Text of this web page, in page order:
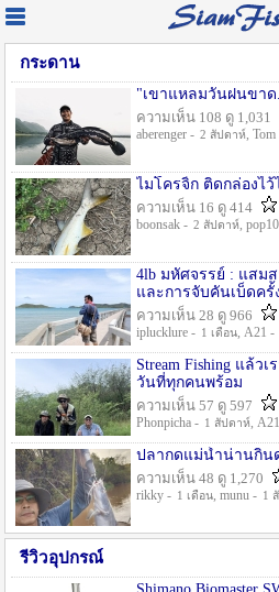
กระดาน
"เขาแหลมวันฝนขา
ความเห็น 108 ดู 1,031
aberenger - 2 สัปดาห์,
ไมโครจิ้ก ติดกล่องไว้
ความเห็น 16 ดู 414
boonsak - 2 สัปดาห์,
4lb มหัศจรรย์ : แสม
และการจับคันเบ็ดครั้
ความเห็น 28 ดู 966
iplucklure - 1 เดือน, A21 -
Stream Fishing แล้ว
วันที่ทุกคนพร้อม
ความเห็น 57 ดู 597
Phonpicha - 1 สัปดาห์,
ปลากดแม่น้ำน่านกิน
ความเห็น 48 ดู 1,270
rikky - 1 เดือน, munu - 1
รีวิวอุปกรณ์